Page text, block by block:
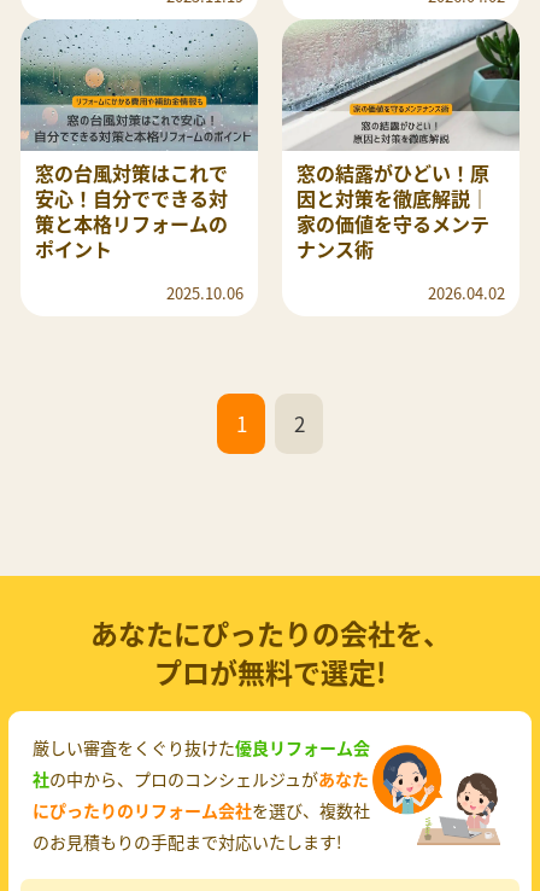
窓の台風対策はこれで
安心！自分でできる対
策と本格リフォームの
ポイント
2025.10.06
窓の結露がひどい！原
因と対策を徹底解説｜
家の価値を守るメンテ
ナンス術
2026.04.02
1 2
あなたにぴったりの会社を、
プロが無料で選定!
厳しい審査をくぐり抜けた優良リフォーム会
社の中から、プロのコンシェルジュがあなた
にぴったりのリフォーム会社を選び、複数社
のお見積もりの手配まで対応いたします!